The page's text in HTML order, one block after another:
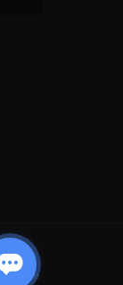
марке